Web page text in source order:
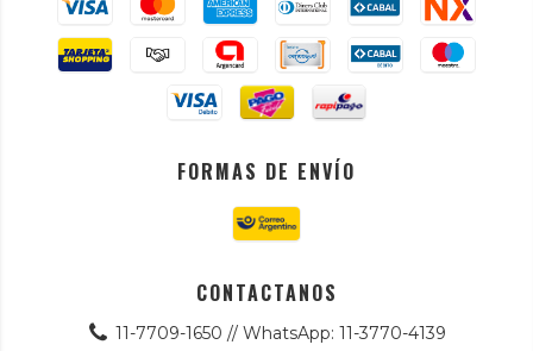
FORMAS DE ENVÍO
CONTACTANOS
11-7709-1650 // WhatsApp: 11-3770-4139